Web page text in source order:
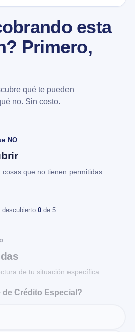
esta
Primero,
qué te pueden
no. Sin costo.
NO
que no tienen permitidas.
descubierto 0 de 5
de tu situación específica.
de Crédito Especial?